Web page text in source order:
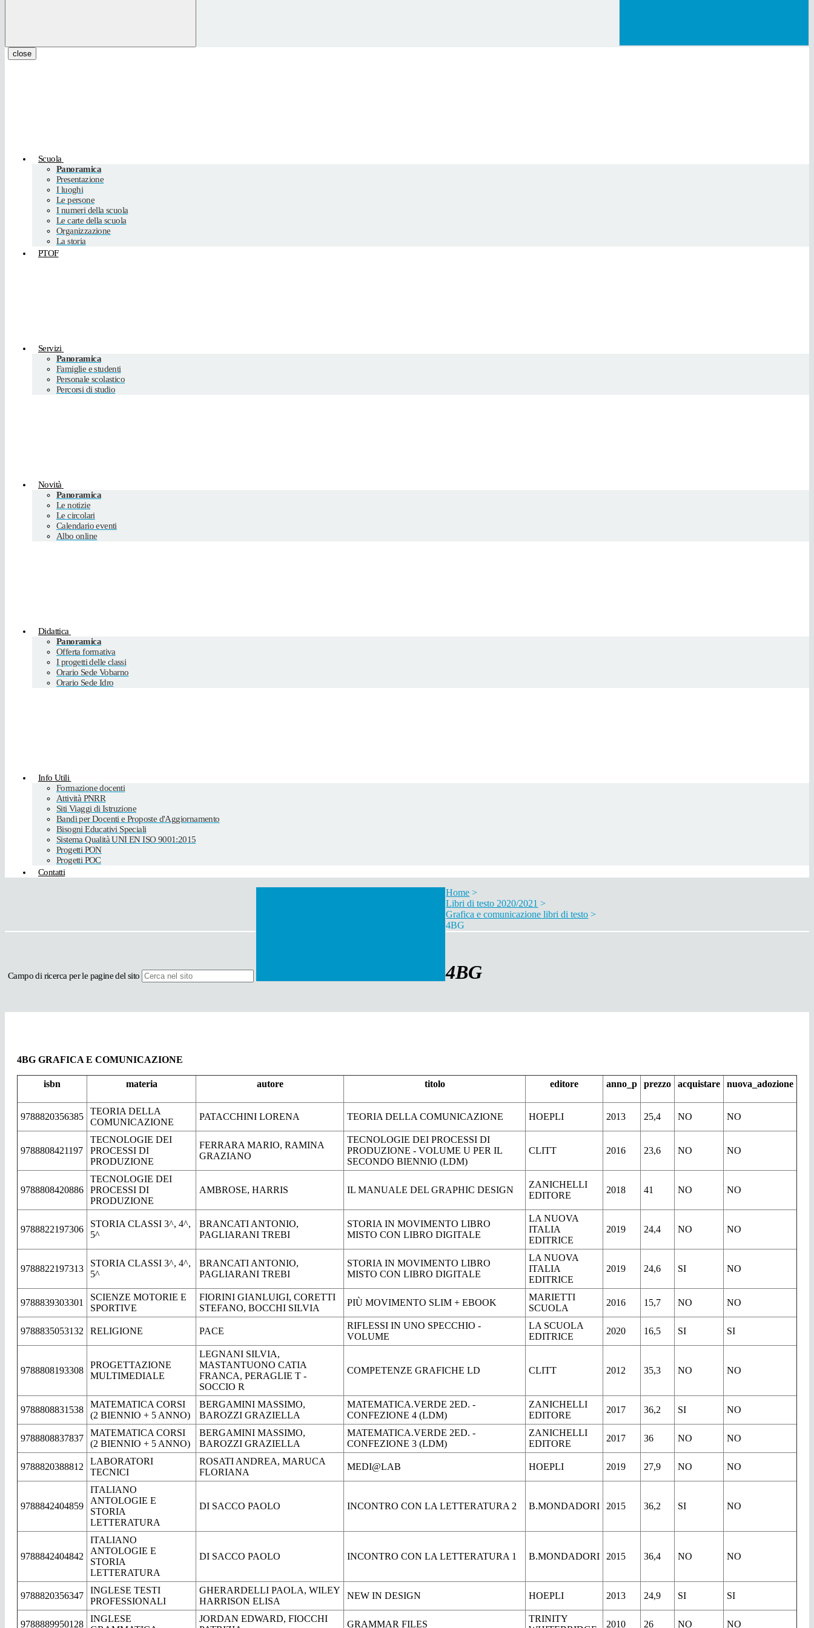
close
Scuola
Panoramica
Presentazione
I luoghi
Le persone
I numeri della scuola
Le carte della scuola
Organizzazione
La storia
PTOF
Servizi
Panoramica
Famiglie e studenti
Personale scolastico
Percorsi di studio
Novità
Panoramica
Le notizie
Le circolari
Calendario eventi
Albo online
Didattica
Panoramica
Offerta formativa
I progetti delle classi
Orario Sede Vobarno
Orario Sede Idro
Info Utili
Formazione docenti
Attività PNRR
Siti Viaggi di Istruzione
Bandi per Docenti e Proposte d'Aggiornamento
Bisogni Educativi Speciali
Sistema Qualità UNI EN ISO 9001:2015
Progetti PON
Progetti POC
Contatti
Campo di ricerca per le pagine del sito
Home >
Libri di testo 2020/2021 >
Grafica e comunicazione libri di testo >
4BG
4BG
4BG GRAFICA E COMUNICAZIONE
isbn materia autore titolo editore anno_p prezzo acquistare nuova_adozione
9788820356385
TEORIA DELLA
COMUNICAZIONE
PATACCHINI LORENA TEORIA DELLA COMUNICAZIONE HOEPLI 2013 25,4 NO NO
9788808421197
TECNOLOGIE DEI
PROCESSI DI
PRODUZIONE
FERRARA MARIO, RAMINA
GRAZIANO
TECNOLOGIE DEI PROCESSI DI
PRODUZIONE - VOLUME U PER IL
SECONDO BIENNIO (LDM)
CLITT 2016 23,6 NO NO
9788808420886
TECNOLOGIE DEI
PROCESSI DI
PRODUZIONE
AMBROSE, HARRIS IL MANUALE DEL GRAPHIC DESIGN
ZANICHELLI
EDITORE
2018 41 NO NO
9788822197306
STORIA CLASSI 3^, 4^,
5^
BRANCATI ANTONIO,
PAGLIARANI TREBI
STORIA IN MOVIMENTO LIBRO
MISTO CON LIBRO DIGITALE
LA NUOVA
ITALIA
EDITRICE
2019 24,4 NO NO
9788822197313
STORIA CLASSI 3^, 4^,
5^
BRANCATI ANTONIO,
PAGLIARANI TREBI
STORIA IN MOVIMENTO LIBRO
MISTO CON LIBRO DIGITALE
LA NUOVA
ITALIA
EDITRICE
2019 24,6 SI NO
9788839303301
SCIENZE MOTORIE E
SPORTIVE
FIORINI GIANLUIGI, CORETTI
STEFANO, BOCCHI SILVIA
PIÙ MOVIMENTO SLIM + EBOOK
MARIETTI
SCUOLA
2016 15,7 NO NO
9788835053132 RELIGIONE PACE
RIFLESSI IN UNO SPECCHIO -
VOLUME
LA SCUOLA
EDITRICE
2020 16,5 SI SI
9788808193308
PROGETTAZIONE
MULTIMEDIALE
LEGNANI SILVIA,
MASTANTUONO CATIA
FRANCA, PERAGLIE T -
SOCCIO R
COMPETENZE GRAFICHE LD CLITT 2012 35,3 NO NO
9788808831538
MATEMATICA CORSI
(2 BIENNIO + 5 ANNO)
BERGAMINI MASSIMO,
BAROZZI GRAZIELLA
MATEMATICA.VERDE 2ED. -
CONFEZIONE 4 (LDM)
ZANICHELLI
EDITORE
2017 36,2 SI NO
9788808837837
MATEMATICA CORSI
(2 BIENNIO + 5 ANNO)
BERGAMINI MASSIMO,
BAROZZI GRAZIELLA
MATEMATICA.VERDE 2ED. -
CONFEZIONE 3 (LDM)
ZANICHELLI
EDITORE
2017 36 NO NO
9788820388812
LABORATORI
TECNICI
ROSATI ANDREA, MARUCA
FLORIANA
MEDI@LAB HOEPLI 2019 27,9 NO NO
9788842404859
ITALIANO
ANTOLOGIE E
STORIA
LETTERATURA
DI SACCO PAOLO INCONTRO CON LA LETTERATURA 2 B.MONDADORI 2015 36,2 SI NO
9788842404842
ITALIANO
ANTOLOGIE E
STORIA
LETTERATURA
DI SACCO PAOLO INCONTRO CON LA LETTERATURA 1 B.MONDADORI 2015 36,4 NO NO
9788820356347
INGLESE TESTI
PROFESSIONALI
GHERARDELLI PAOLA, WILEY
HARRISON ELISA
NEW IN DESIGN HOEPLI 2013 24,9 SI SI
9788889950128
INGLESE
JORDAN EDWARD, FIOCCHI
GRAMMAR FILES
TRINITY
2010 26 NO NO